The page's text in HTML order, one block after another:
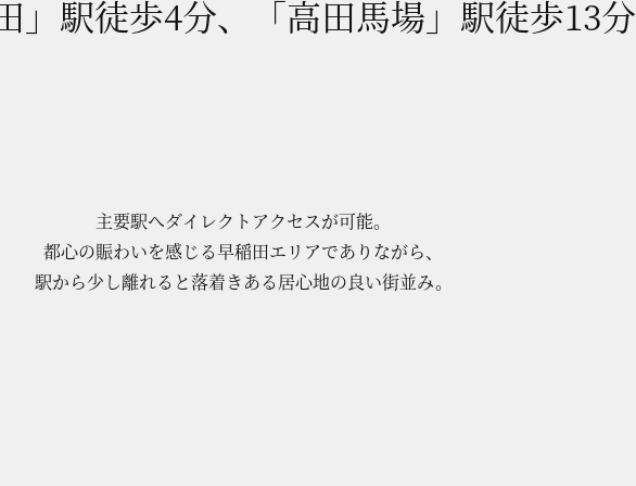
」駅徒歩4分、「高田馬場」駅徒歩13分
主要駅へダイレクトアクセスが可能。
都心の賑わいを感じる早稲田エリアでありながら、
駅から少し離れると落着きある居心地の良い街並み。